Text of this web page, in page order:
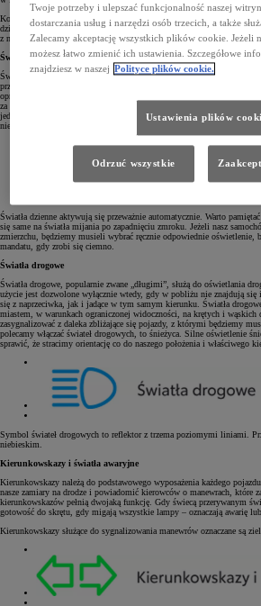
Kolejną ciekawostką jest to, że światła mijania są asymetryczne. Lewa
dzięki czemu lepiej widzimy pobocze, a nasze oświetlenie jest mniej
z naprzeciwka.
Światła dzienne
Światła dzienne mogą zastąpić światła mijania wtedy, gdy widoczność
przybierają najróżniejsze formy, takie jak paski LED, okręgi czy inne
opracowane przez designerów. Pełnią one jednak nie tylko funkcję
za dnia i zwracać uwagę innych kierowców. Zgodnie z obowiązującymi
jedynie przednie światła do jazdy dziennej. W warunkach dobrej
nieoświetlony.
Światła dzienne aktywują się przeważnie automatycznie. Warto
się same na światła mijania po zapadnięciu zmroku. Jeżeli nasz
zmierzchu, będziemy musieli wybrać ręcznie odpowiednie oświetlenie,
mandatu, gdy zrobi się ciemno.
Światła drogowe
Światła drogowe, popularnie zwane „długimi”, służą do oświetlania
użycie jest dozwolone wyłącznie wtedy, gdy w pobliżu nie znajdują się
się z naprzeciwka, jak i jadące w tym samym kierunku. Światła
miastem, w warunkach ograniczonej widoczności, na krętych i wąskich
zasygnalizować z daleka zbliżające się pojazdy, z którymi będziemy
polecamy włączać świateł drogowych, to śnieżyca. Silne oświetlenie
sprawić, że stracimy orientację co do naszego położenia i właściwego
Symbol świateł drogowych to reflektor z trzema poziomymi liniami.
niebieskim.
Kierunkowskazy i światła awaryjne
Kierunkowskazy należą do podstawowego wyposażenia każdego
nasze zamiary na drodze i powiadomić kierowców o manewrach, które
kierunkowskazów pełnią dwojaką funkcję. Gdy świecą przerywanym
gotowość do skrętu, gdy migają wszystkie lampy – oznaczają awarię lub
Kierunkowskazy służące do sygnalizowania manewrów oznaczane są
Twoje potrzeby i ulepszać funkcjonalność naszej
dostarczania usług i narzędzi osób trzecich, a także
Zalecamy akceptację wszystkich plików cookie. Jeżeli
możesz łatwo zmienić ich ustawienia. Szczegółowe
znajdziesz w naszej Polityce plików cookie.
Ustawienia plików
Odrzuć wszystkie